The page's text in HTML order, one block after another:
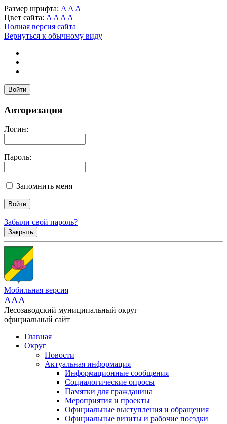
Размер шрифта: A A A
Цвет сайта: A A A A
Полная версия сайта
Вернуться к обычному виду
Войти
Авторизация
Логин:
Пароль:
Запомнить меня
Забыли свой пароль?
Закрыть
Мобильная версия
AAA
Лесозаводский муниципальный округ
официальный сайт
Главная
Округ
Новости
Актуальная информация
Информационные сообщения
Социалогические опросы
Памятки для гражданина
Мероприятия и проекты
Официальные выступления и обращения
Официальные визиты и рабочие поездки